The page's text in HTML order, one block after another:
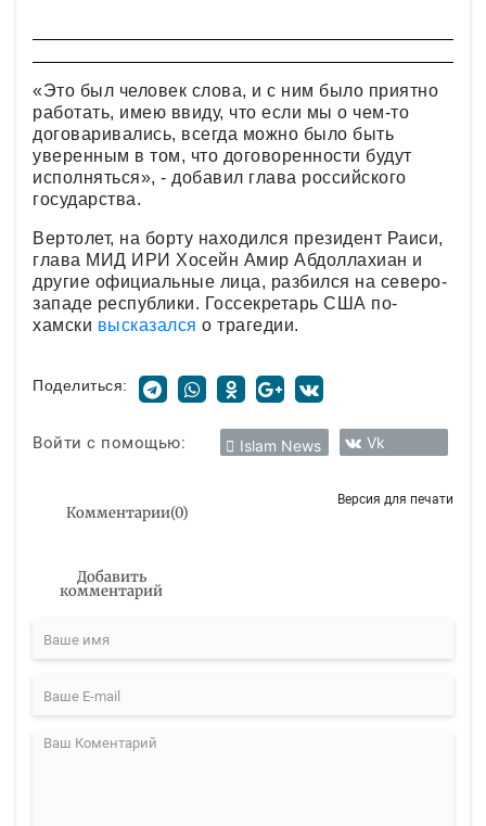
«Это был человек слова, и с ним было приятно
работать, имею ввиду, что если мы о чем-то
договаривались, всегда можно было быть
уверенным в том, что договоренности будут
исполняться», - добавил глава российского
государства.
Вертолет, на борту находился президент Раиси,
глава МИД ИРИ Хосейн Амир Абдоллахиан и
другие официальные лица, разбился на северо-
западе республики. Госсекретарь США по-
хамски высказался о трагедии.
Поделиться:
Войти с помощью: Islam News Vk
Комментарии(0)
Версия для печати
Добавить
комментарий